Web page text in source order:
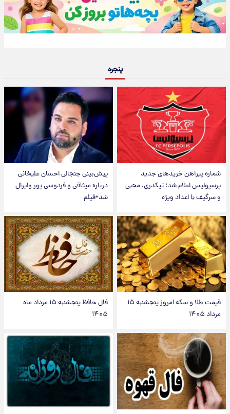
پنجره
شماره پیراهن خریدهای جدید
پرسپولیس اعلام شد؛ تیکدری، محبی
و سرگیف با اعداد ویژه
پیش‌بینی جنجالی احسان علیخانی
درباره میثاقی و فردوسی پور وایرال
شد+فیلم
قیمت طلا و سکه امروز پنجشنبه ۱۵
مرداد ۱۴۰۵
فال حافظ پنجشنبه ۱۵ مرداد ماه
۱۴۰۵